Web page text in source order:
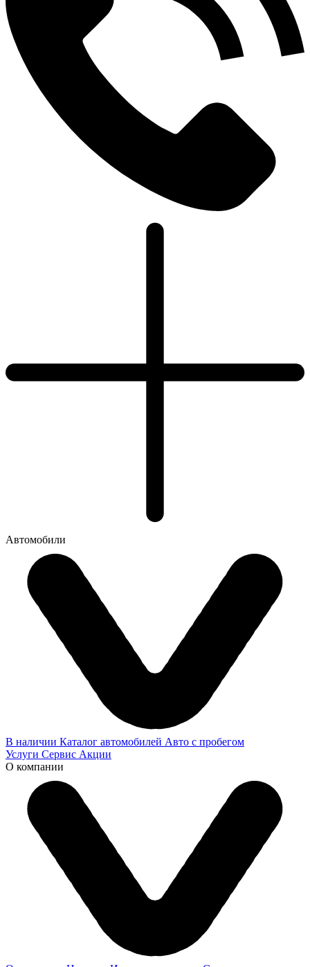
Автомобили
В наличии Каталог автомобилей Авто с пробегом
Услуги Сервис Акции
О компании